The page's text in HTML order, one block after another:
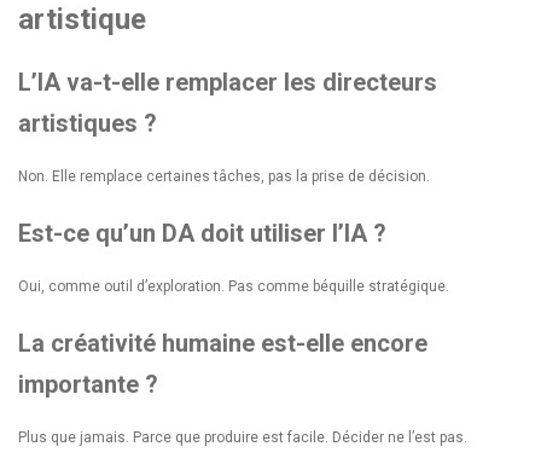
artistique
L’IA va-t-elle remplacer les directeurs
artistiques ?
Non. Elle remplace certaines tâches, pas la prise de décision.
Est-ce qu’un DA doit utiliser l’IA ?
Oui, comme outil d’exploration. Pas comme béquille stratégique.
La créativité humaine est-elle encore
importante ?
Plus que jamais. Parce que produire est facile. Décider ne l’est pas.